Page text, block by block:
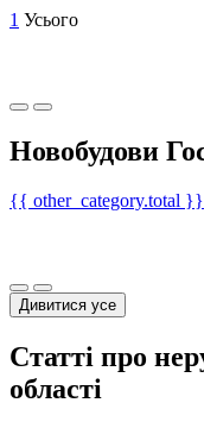
1 Усього
Новобудови
{{ other_category.total }}
Дивитися усе
Статті про
області